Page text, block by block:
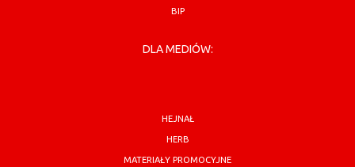
BIP
DLA MEDIÓW:
HEJNAŁ
HERB
MATERIAŁY PROMOCYJNE